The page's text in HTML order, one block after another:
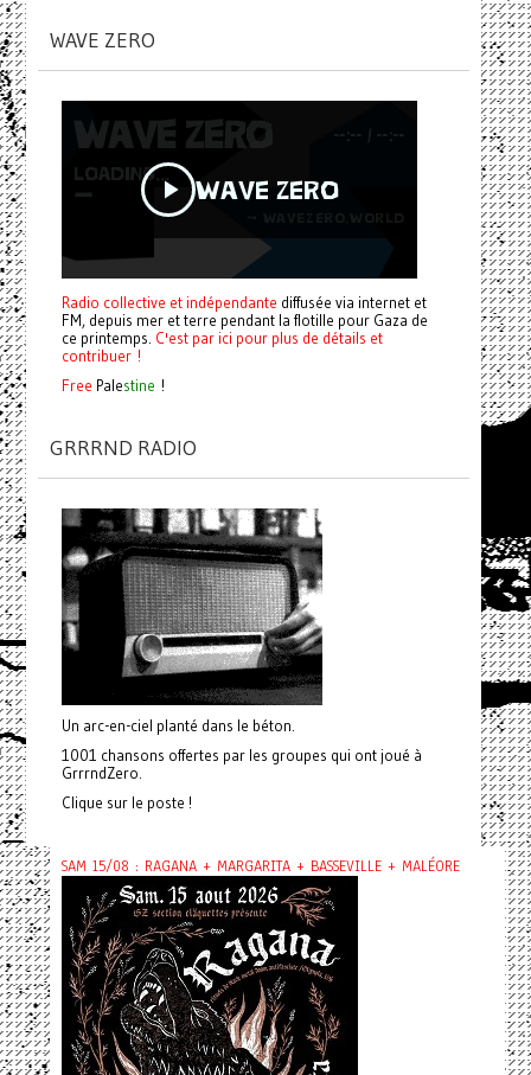
WAVE ZERO
Radio collective et indépendante diffusée via internet et
FM, depuis mer et terre pendant la flotille pour Gaza de
ce printemps. C'est par ici pour plus de détails et
contribuer !
Free Palestine !
GRRRND RADIO
Un arc-en-ciel planté dans le béton.
1001 chansons offertes par les groupes qui ont joué à
GrrrndZero.
Clique sur le poste !
SAM 15/08 : RAGANA + MARGARITA + BASSEVILLE + MALÉORE